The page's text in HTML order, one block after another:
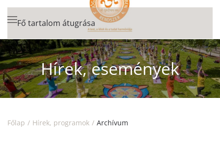
Fő tartalom átugrása
Hírek, események
Főlap Hírek, programok Archívum